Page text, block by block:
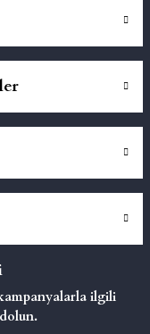
ilgili